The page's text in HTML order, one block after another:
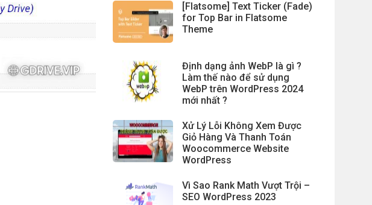
[Flatsome] Text Ticker (Fade)
for Top Bar in Flatsome
Theme
Định dạng ảnh WebP là gì ?
Làm thế nào để sử dụng
WebP trên WordPress 2024
mới nhất ?
Xử Lý Lỗi Không Xem Được
Giỏ Hàng Và Thanh Toán
Woocommerce Website
WordPress
Vì Sao Rank Math Vượt Trội –
SEO WordPress 2023